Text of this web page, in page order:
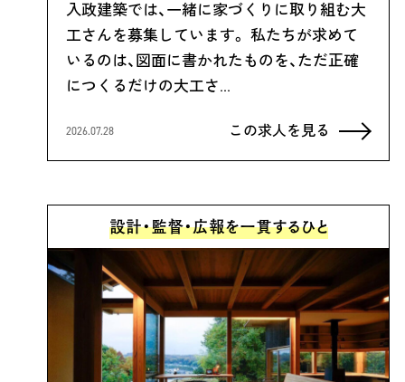
入政建築では、一緒に家づくりに取り組む大
工さんを募集しています。 私たちが求めて
いるのは、図面に書かれたものを、ただ正確
につくるだけの大工さ…
2026.07.28 この求人を見る
設計・監督・広報を一貫するひと